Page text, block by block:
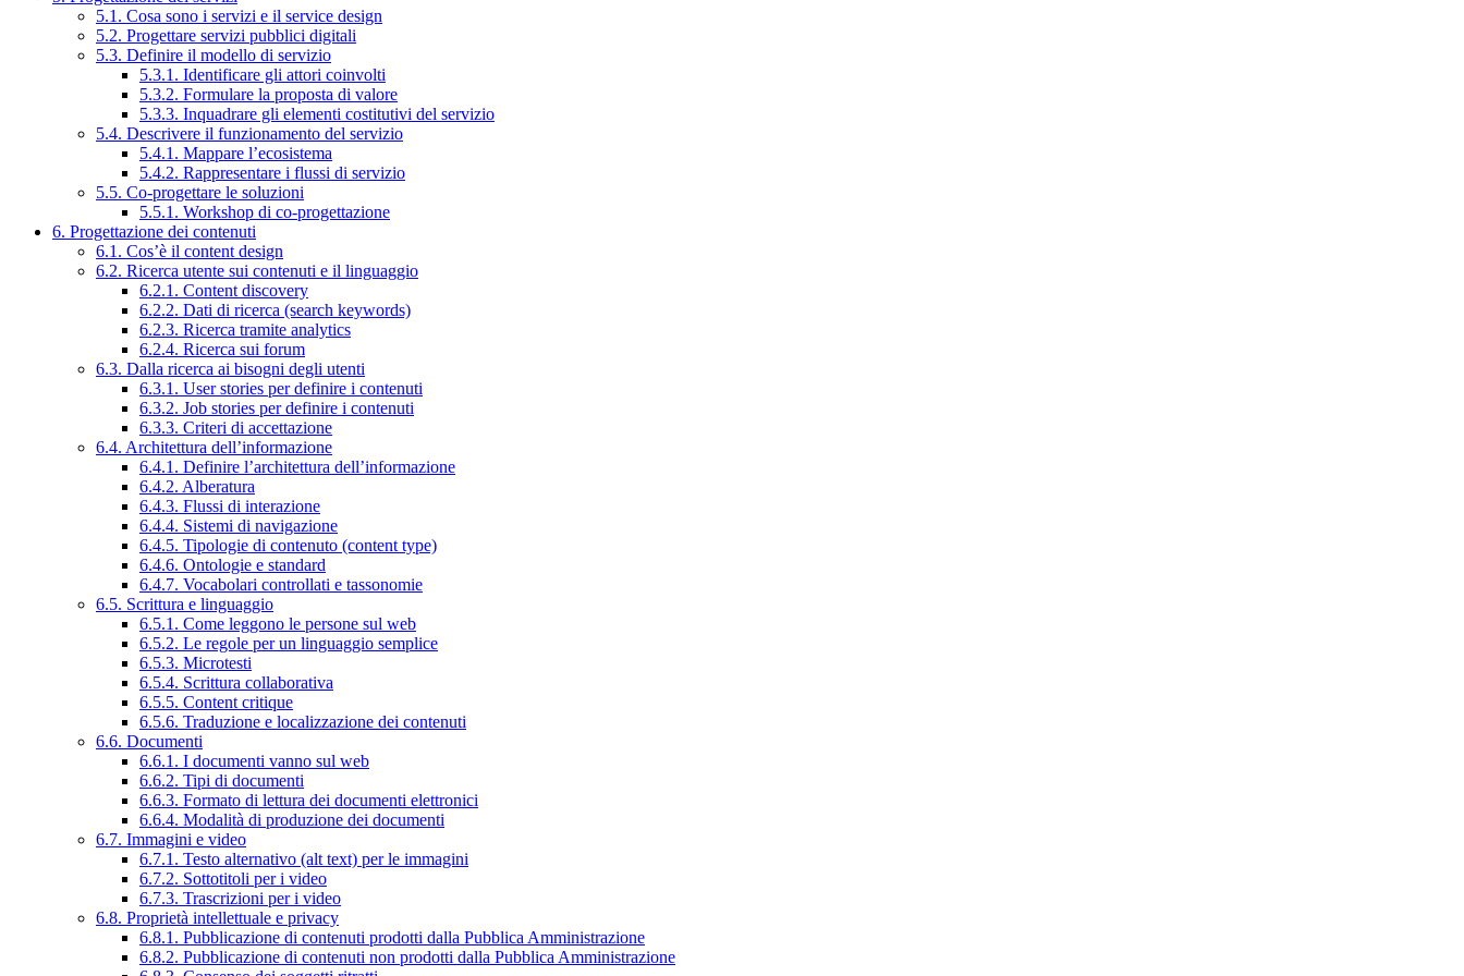
5.1. Cosa sono i servizi e il service design
5.2. Progettare servizi pubblici digitali
5.3. Definire il modello di servizio
5.3.1. Identificare gli attori coinvolti
5.3.2. Formulare la proposta di valore
5.3.3. Inquadrare gli elementi costitutivi del servizio
5.4. Descrivere il funzionamento del servizio
5.4.1. Mappare l’ecosistema
5.4.2. Rappresentare i flussi di servizio
5.5. Co-progettare le soluzioni
5.5.1. Workshop di co-progettazione
6. Progettazione dei contenuti
6.1. Cos’è il content design
6.2. Ricerca utente sui contenuti e il linguaggio
6.2.1. Content discovery
6.2.2. Dati di ricerca (search keywords)
6.2.3. Ricerca tramite analytics
6.2.4. Ricerca sui forum
6.3. Dalla ricerca ai bisogni degli utenti
6.3.1. User stories per definire i contenuti
6.3.2. Job stories per definire i contenuti
6.3.3. Criteri di accettazione
6.4. Architettura dell’informazione
6.4.1. Definire l’architettura dell’informazione
6.4.2. Alberatura
6.4.3. Flussi di interazione
6.4.4. Sistemi di navigazione
6.4.5. Tipologie di contenuto (content type)
6.4.6. Ontologie e standard
6.4.7. Vocabolari controllati e tassonomie
6.5. Scrittura e linguaggio
6.5.1. Come leggono le persone sul web
6.5.2. Le regole per un linguaggio semplice
6.5.3. Microtesti
6.5.4. Scrittura collaborativa
6.5.5. Content critique
6.5.6. Traduzione e localizzazione dei contenuti
6.6. Documenti
6.6.1. I documenti vanno sul web
6.6.2. Tipi di documenti
6.6.3. Formato di lettura dei documenti elettronici
6.6.4. Modalità di produzione dei documenti
6.7. Immagini e video
6.7.1. Testo alternativo (alt text) per le immagini
6.7.2. Sottotitoli per i video
6.7.3. Trascrizioni per i video
6.8. Proprietà intellettuale e privacy
6.8.1. Pubblicazione di contenuti prodotti dalla Pubblica Amministrazione
6.8.2. Pubblicazione di contenuti non prodotti dalla Pubblica Amministrazione